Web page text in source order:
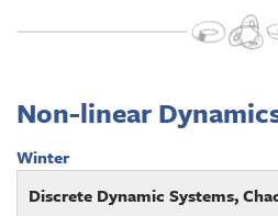
Non-linear
Winter
Discrete Dynamic Systems,